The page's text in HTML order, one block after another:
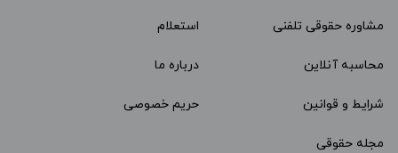
مشاوره حقوقی تلفنی استعلام
محاسبه آنلاین درباره ما
شرایط و قوانین حریم خصوصی
مجله حقوقی